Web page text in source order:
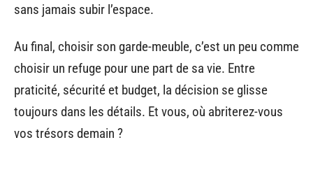
sans jamais subir l’espace.
Au final, choisir son garde-meuble, c’est un peu comme
choisir un refuge pour une part de sa vie. Entre
praticité, sécurité et budget, la décision se glisse
toujours dans les détails. Et vous, où abriterez-vous
vos trésors demain ?